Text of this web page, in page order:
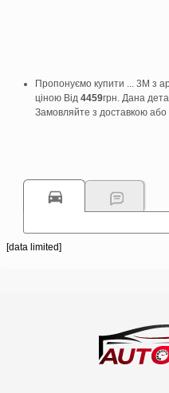
Пропонуємо купити ... 3M з
ціною Від 4459грн. Дана
Замовляйте з доставкою
[data limited]